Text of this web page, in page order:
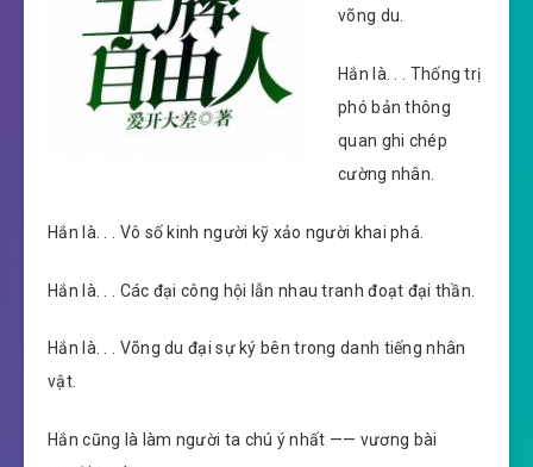
võng du.
Hắn là. . . Thống trị
phó bản thông
quan ghi chép
cường nhân.
Hắn là. . . Vô số kinh người kỹ xảo người khai phá.
Hắn là. . . Các đại công hội lẫn nhau tranh đoạt đại thần.
Hắn là. . . Võng du đại sự ký bên trong danh tiếng nhân
vật.
Hắn cũng là làm người ta chú ý nhất —— vương bài